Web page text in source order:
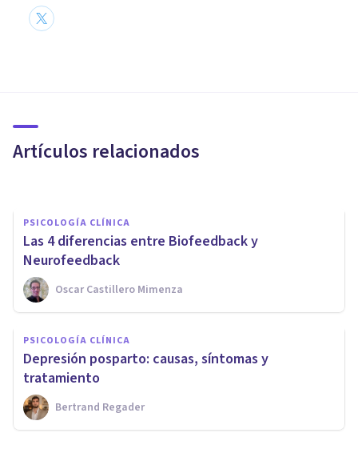
Artículos relacionados
10 claves para superarla
PSICOLOGÍA CLÍNICA
Las 4 diferencias entre Biofeedback y
Neurofeedback
Oscar Castillero Mimenza
PSICOLOGÍA CLÍNICA
Depresión posparto: causas, síntomas y
tratamiento
Bertrand Regader
¿Por qué me despierto a la
misma hora por las noches?
Tomás Santa Cecilia